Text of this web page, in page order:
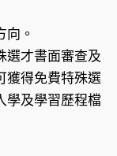
。
選才書面審查及
獲得免費特殊選
學及學習歷程檔